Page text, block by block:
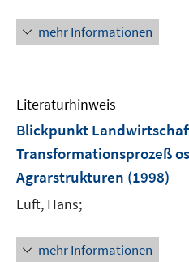
mehr Informationen
Literaturhinweis
Blickpunkt
Transformationsprozeß
Agrarstrukturen (1998)
Luft, Hans;
mehr Informationen